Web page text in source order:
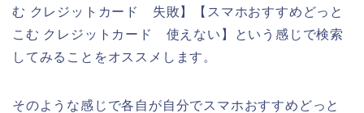
む クレジットカード 失敗】【スマホおすすめどっと
こむ クレジットカード 使えない】という感じで検索
してみることをオススメします。
そのような感じで各自が自分でスマホおすすめどっと